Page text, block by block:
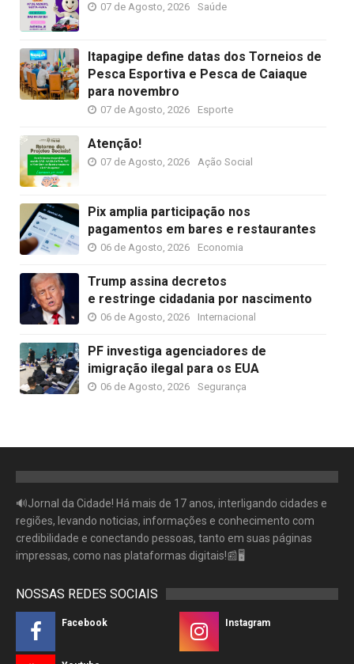
07 de Agosto, 2026 Saúde
Itapagipe define datas dos Torneios de
Pesca Esportiva e Pesca de Caiaque
para novembro
07 de Agosto, 2026 Esporte
Atenção!
07 de Agosto, 2026 Ação Social
Pix amplia participação nos
pagamentos em bares e restaurantes
06 de Agosto, 2026 Economia
Trump assina decretos
e restringe cidadania por nascimento
06 de Agosto, 2026 Internacional
PF investiga agenciadores de
imigração ilegal para os EUA
06 de Agosto, 2026 Segurança
🔊Jornal da Cidade! Há mais de 17 anos, interligando cidades e
regiões, levando noticias, informações e conhecimento com
credibilidade e conectando pessoas, tanto em suas páginas
impressas, como nas plataformas digitais!📰🖥
NOSSAS REDES SOCIAIS
Facebook Instagram